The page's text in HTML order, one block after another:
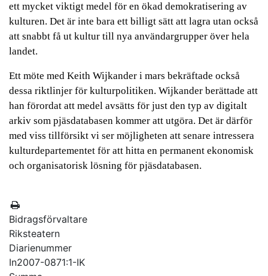
ett mycket viktigt medel för en ökad demokratisering av
kulturen. Det är inte bara ett billigt sätt att lagra utan också
att snabbt få ut kultur till nya användargrupper över hela
landet.
Ett möte med Keith Wijkander i mars bekräftade också
dessa riktlinjer för kulturpolitiken. Wijkander berättade att
han förordat att medel avsätts för just den typ av digitalt
arkiv som pjäsdatabasen kommer att utgöra. Det är därför
med viss tillförsikt vi ser möjligheten att senare intressera
kulturdepartementet för att hitta en permanent ekonomisk
och organisatorisk lösning för pjäsdatabasen.
Bidragsförvaltare
Riksteatern
Diarienummer
In2007-0871:1-IK